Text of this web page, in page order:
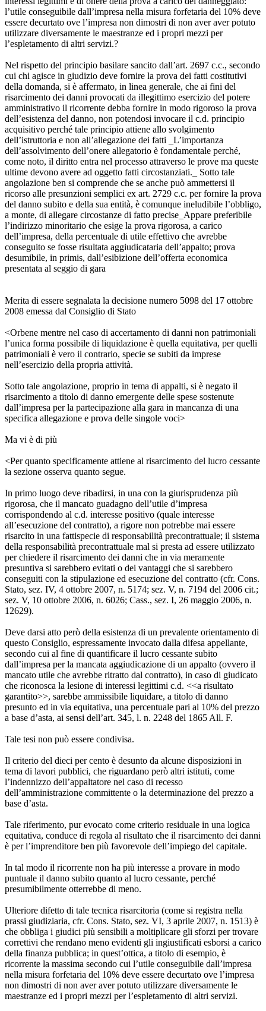
l’utile conseguibile dall’impresa nella misura forfetaria del 10% deve
essere decurtato ove l’impresa non dimostri di non aver aver potuto
utilizzare diversamente le maestranze ed i propri mezzi per
l’espletamento di altri servizi.?
Nel rispetto del principio basilare sancito dall’art. 2697 c.c., secondo
cui chi agisce in giudizio deve fornire la prova dei fatti costitutivi
della domanda, si è affermato, in linea generale, che ai fini del
risarcimento dei danni provocati da illegittimo esercizio del potere
amministrativo il ricorrente debba fornire in modo rigoroso la prova
dell’esistenza del danno, non potendosi invocare il c.d. principio
acquisitivo perché tale principio attiene allo svolgimento
dell’istruttoria e non all’allegazione dei fatti _L’importanza
dell’assolvimento dell’onere allegatorio è fondamentale perché,
come noto, il diritto entra nel processo attraverso le prove ma queste
ultime devono avere ad oggetto fatti circostanziati._ Sotto tale
angolazione ben si comprende che se anche può ammettersi il
ricorso alle presunzioni semplici ex art. 2729 c.c. per fornire la prova
del danno subito e della sua entità, è comunque ineludibile l’obbligo,
a monte, di allegare circostanze di fatto precise_Appare preferibile
l’indirizzo minoritario che esige la prova rigorosa, a carico
dell’impresa, della percentuale di utile effettivo che avrebbe
conseguito se fosse risultata aggiudicataria dell’appalto; prova
desumibile, in primis, dall’esibizione dell’offerta economica
presentata al seggio di gara
Merita di essere segnalata la decisione numero 5098 del 17 ottobre
2008 emessa dal Consiglio di Stato
<Orbene mentre nel caso di accertamento di danni non patrimoniali
l’unica forma possibile di liquidazione è quella equitativa, per quelli
patrimoniali è vero il contrario, specie se subiti da imprese
nell’esercizio della propria attività.
Sotto tale angolazione, proprio in tema di appalti, si è negato il
risarcimento a titolo di danno emergente delle spese sostenute
dall’impresa per la partecipazione alla gara in mancanza di una
specifica allegazione e prova delle singole voci>
Ma vi è di più
<Per quanto specificamente attiene al risarcimento del lucro cessante
la sezione osserva quanto segue.
In primo luogo deve ribadirsi, in una con la giurisprudenza più
rigorosa, che il mancato guadagno dell’utile d’impresa
corrispondendo al c.d. interesse positivo (quale interesse
all’esecuzione del contratto), a rigore non potrebbe mai essere
risarcito in una fattispecie di responsabilità precontrattuale; il sistema
della responsabilità precontrattuale mal si presta ad essere utilizzato
per chiedere il risarcimento dei danni che in via meramente
presuntiva si sarebbero evitati o dei vantaggi che si sarebbero
conseguiti con la stipulazione ed esecuzione del contratto (cfr. Cons.
Stato, sez. IV, 4 ottobre 2007, n. 5174; sez. V, n. 7194 del 2006 cit.;
sez. V, 10 ottobre 2006, n. 6026; Cass., sez. I, 26 maggio 2006, n.
12629).
Deve darsi atto però della esistenza di un prevalente orientamento di
questo Consiglio, espressamente invocato dalla difesa appellante,
secondo cui al fine di quantificare il lucro cessante subito
dall’impresa per la mancata aggiudicazione di un appalto (ovvero il
mancato utile che avrebbe ritratto dal contratto), in caso di giudicato
che riconosca la lesione di interessi legittimi c.d. <<a risultato
garantito>>, sarebbe ammissibile liquidare, a titolo di danno
presunto ed in via equitativa, una percentuale pari al 10% del prezzo
a base d’asta, ai sensi dell’art. 345, l. n. 2248 del 1865 All. F.
Tale tesi non può essere condivisa.
Il criterio del dieci per cento è desunto da alcune disposizioni in
tema di lavori pubblici, che riguardano però altri istituti, come
l’indennizzo dell’appaltatore nel caso di recesso
dell’amministrazione committente o la determinazione del prezzo a
base d’asta.
Tale riferimento, pur evocato come criterio residuale in una logica
equitativa, conduce di regola al risultato che il risarcimento dei danni
è per l’imprenditore ben più favorevole dell’impiego del capitale.
In tal modo il ricorrente non ha più interesse a provare in modo
puntuale il danno subito quanto al lucro cessante, perché
presumibilmente otterrebbe di meno.
Ulteriore difetto di tale tecnica risarcitoria (come si registra nella
prassi giudiziaria, cfr. Cons. Stato, sez. VI, 3 aprile 2007, n. 1513) è
che obbliga i giudici più sensibili a moltiplicare gli sforzi per trovare
correttivi che rendano meno evidenti gli ingiustificati esborsi a carico
della finanza pubblica; in quest’ottica, a titolo di esempio, è
ricorrente la massima secondo cui l’utile conseguibile dall’impresa
nella misura forfetaria del 10% deve essere decurtato ove l’impresa
non dimostri di non aver aver potuto utilizzare diversamente le
maestranze ed i propri mezzi per l’espletamento di altri servizi.